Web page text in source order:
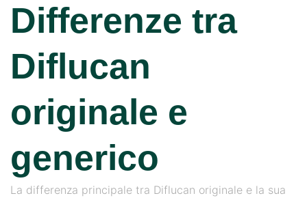
Differenze tra
Diflucan
originale e
generico
La differenza principale tra Diflucan originale e la sua